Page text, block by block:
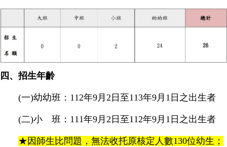
四、招生年齡
(一)幼幼班：112年9月2日至113年9月1日之出生者
(二)小 班：111年9月2日至112年9月1日之出生者
★因師生比問題，無法收托原核定人數130位幼生；